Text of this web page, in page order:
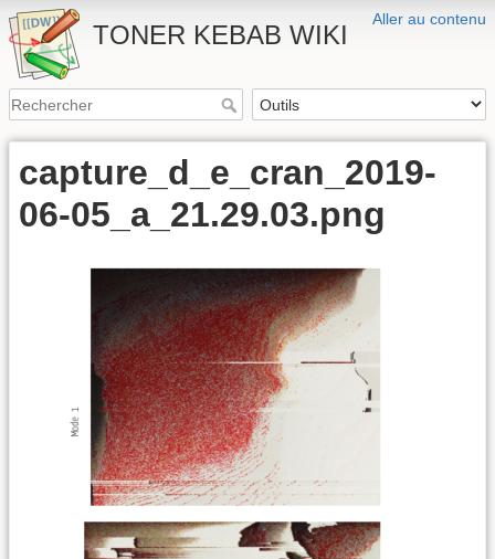
Aller au contenu
TONER KEBAB WIKI
capture_d_e_cran_2019-
06-05_a_21.29.03.png